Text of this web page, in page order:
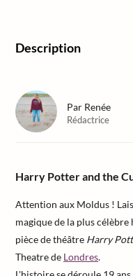
Description
Harry Potter and the
Attention aux Moldus !
magique de la plus
pièce de théâtre Harry
Theatre de Londres.
Par Renée
Rédactrice